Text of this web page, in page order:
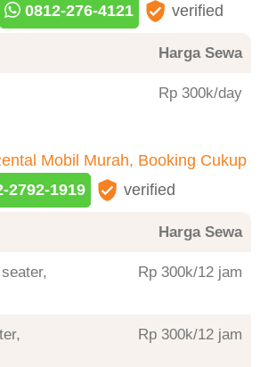
0812-276-4121 verified
Harga Sewa
Rp 300 /day
Mobil Murah, Booking Cukup
2792-1919 verified
Harga Sewa
Rp 300 /12 jam
Rp 300 /12 jam